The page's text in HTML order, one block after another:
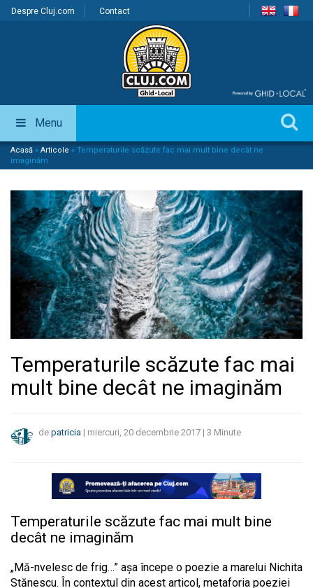
Despre Cluj.com Contact
Menu
Acasă » Articole » Temperaturile scăzute fac mai mult bine decât ne
imaginăm
Temperaturile scăzute fac mai
mult bine decât ne imaginăm
de patricia | miercuri, 20 decembrie 2017 | 3 Minute
Temperaturile scăzute fac mai mult bine
decât ne imaginăm
„Mă-nvelesc de frig…” așa începe o poezie a marelui Nichita
Stănescu. În contextul din acest articol, metaforia poeziei